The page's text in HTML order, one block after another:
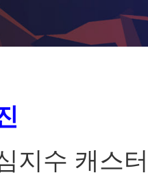
지수 캐스